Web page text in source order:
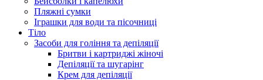
Пляжні сумки
Іграшки для води та пісочниці
Тіло
Засоби для гоління та депіляції
Бритви і картриджі жіночі
Депіляції та шугарінг
Крем для депіляції